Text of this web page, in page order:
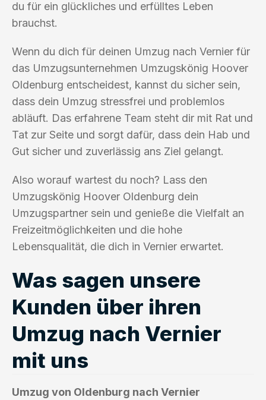
du für ein glückliches und erfülltes Leben
brauchst.
Wenn du dich für deinen Umzug nach Vernier für
das Umzugsunternehmen Umzugskönig Hoover
Oldenburg entscheidest, kannst du sicher sein,
dass dein Umzug stressfrei und problemlos
abläuft. Das erfahrene Team steht dir mit Rat und
Tat zur Seite und sorgt dafür, dass dein Hab und
Gut sicher und zuverlässig ans Ziel gelangt.
Also worauf wartest du noch? Lass den
Umzugskönig Hoover Oldenburg dein
Umzugspartner sein und genieße die Vielfalt an
Freizeitmöglichkeiten und die hohe
Lebensqualität, die dich in Vernier erwartet.
Was sagen unsere
Kunden über ihren
Umzug nach Vernier
mit uns
Umzug von Oldenburg nach Vernier